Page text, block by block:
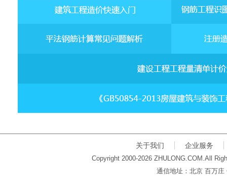
关于我们 企业服务
Copyright 2000-2026 ZHULONG.COM.All
通信地址：北京 百万